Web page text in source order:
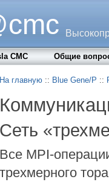
CMC Общие
На главную:: Blue Gene/P ::
Сеть
Все MPI-
трехмерного